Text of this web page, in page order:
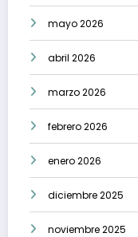
mayo 2026
abril 2026
marzo 2026
febrero 2026
enero 2026
diciembre 2025
noviembre 2025